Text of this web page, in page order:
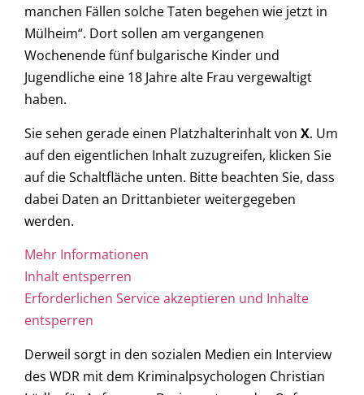
manchen Fällen solche Taten begehen wie jetzt in
Mülheim“. Dort sollen am vergangenen
Wochenende fünf bulgarische Kinder und
Jugendliche eine 18 Jahre alte Frau vergewaltigt
haben.
Sie sehen gerade einen Platzhalterinhalt von X. Um
auf den eigentlichen Inhalt zuzugreifen, klicken Sie
auf die Schaltfläche unten. Bitte beachten Sie, dass
dabei Daten an Drittanbieter weitergegeben
werden.
Mehr Informationen
Inhalt entsperren
Erforderlichen Service akzeptieren und Inhalte
entsperren
Derweil sorgt in den sozialen Medien ein Interview
des WDR mit dem Kriminalpsychologen Christian